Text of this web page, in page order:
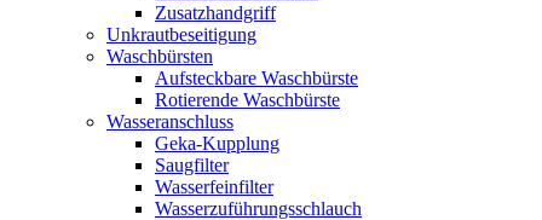
Zusatzhandgriff
Unkrautbeseitigung
Waschbürsten
Aufsteckbare Waschbürste
Rotierende Waschbürste
Wasseranschluss
Geka-Kupplung
Saugfilter
Wasserfeinfilter
Wasserzuführungsschlauch